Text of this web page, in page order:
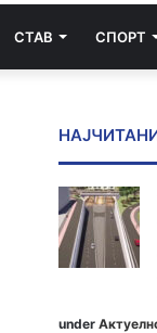
СТАВ СПОРТ
under